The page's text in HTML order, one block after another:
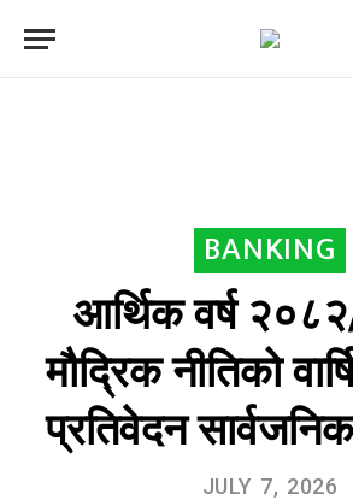
BANKING
आर्थिक वर्ष
मौद्रिक नीतिको
प्रतिवेदन
JULY 7, 2026